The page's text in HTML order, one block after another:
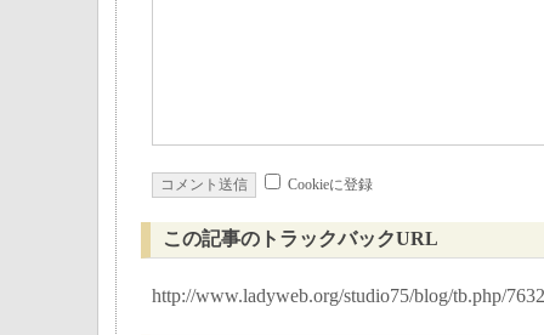
Cookieに登録
この記事のトラックバックURL
http://www.ladyweb.org/studio75/blog/tb.php/7632